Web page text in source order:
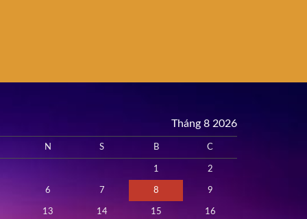
Tháng 8 2026
N S B C
1 2
6 7 8 9
13 14 15 16